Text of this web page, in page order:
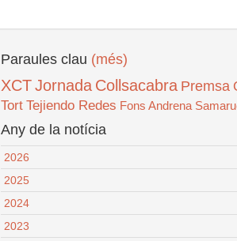
Paraules clau (més)
XCTJornada Collsacabra Premsa
Tort Tejiendo Redes Fons Andrena
Any de la notícia
2026
2025
2024
2023